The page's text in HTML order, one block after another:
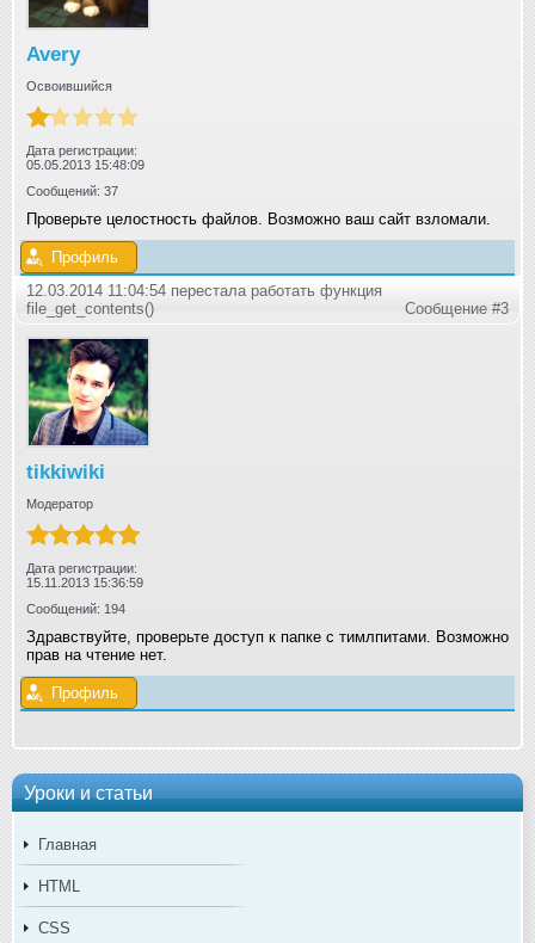
Уроки и статьи
Главная
HTML
CSS
Avery
Освоившийся
Дата регистрации:
05.05.2013 15:48:09
Сообщений: 37
Проверьте целостность файлов. Возможно ваш сайт взломали.
Профиль
12.03.2014 11:04:54 перестала работать функция
file_get_contents()
Сообщение #3
tikkiwiki
Модератор
Дата регистрации:
15.11.2013 15:36:59
Сообщений: 194
Здравствуйте, проверьте доступ к папке с тимлпитами. Возможно
прав на чтение нет.
Профиль